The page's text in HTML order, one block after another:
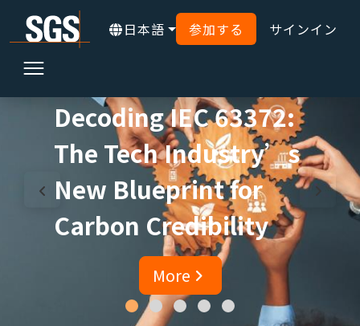
日本語 参加する サインイン
Decoding IEC 63372:
The Tech Industry’s
New Blueprint for
Carbon Credibility
More